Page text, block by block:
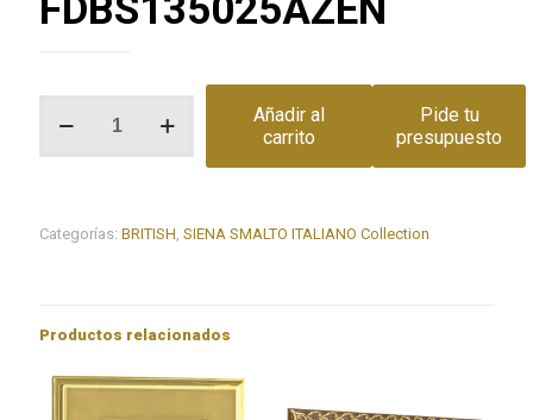
FDBS135025AZEN
SOCKET
Añadir al
carrito
Pide tu
presupuesto
Categorías: BRITISH, SIENA SMALTO ITALIANO Collection
Productos relacionados